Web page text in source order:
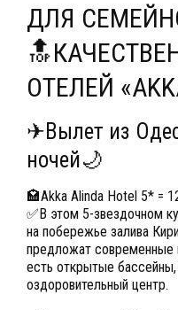
ДЛЯ
ОТЕЛЕЙ
✈Вылет из
ночей🌙
🏩Akka Alinda Hotel 5* =
✅В этом 5-звездочном
на побережье залива
предложат современные
есть открытые
оздоровительный центр.